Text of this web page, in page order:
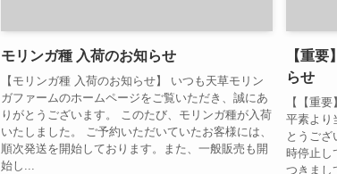
モリンガ種 入荷のお知らせ
【モリンガ種 入荷のお知らせ】 いつも天草モリン
ガファームのホームページをご覧いただき、誠にあ
りがとうございます。 このたび、モリンガ種が入荷
いたしました。 ご予約いただいていたお客様には、
順次発送を開始しております。また、一般販売も開
始し...
【重
らせ
【【重
平素より
とうご
時停止し
つきまし